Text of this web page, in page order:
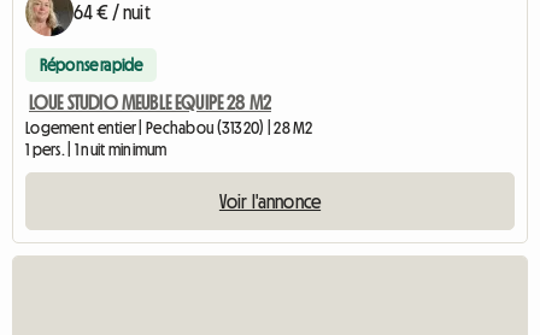
64 € / nuit
Réponse rapide
LOUE STUDIO MEUBLE EQUIPE 28 M2
Logement entier | Pechabou (31320) | 28 M2
1 pers. | 1 nuit minimum
Voir l'annonce